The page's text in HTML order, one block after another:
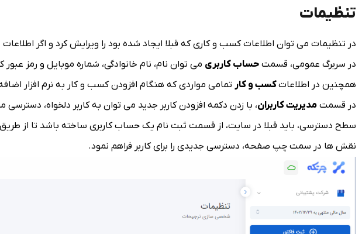
تنظیمات
در تنظیمات می توان اطلاعات کسب و کاری که قبلا ایجاد شده بود را ویرایش کرد و اگر
در سربرگ عمومی، قسمت حساب کاربری می توان نام، نام خانوادگی، شماره موبایل و رمز
همچنین در اطلاعاتکسب و کار تمامی مواردی که هنگام افزودن کسب و کار به نرم افزار
در قسمت مدیریت کاربران، با زدن دکمه افزودن کاربر جدید می توان به کاربر دلخواه،
سطح دسترسی، باید قبلا در سایت، از قسمت ثبت نام یک حساب کاربری ساخته باشد تا از
نقش ها در سمت چپ صفحه، دسترسی جدیدی را برای کاربر فراهم نمود.